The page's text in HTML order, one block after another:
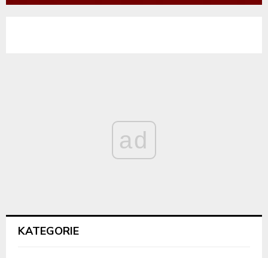
ad
KATEGORIE